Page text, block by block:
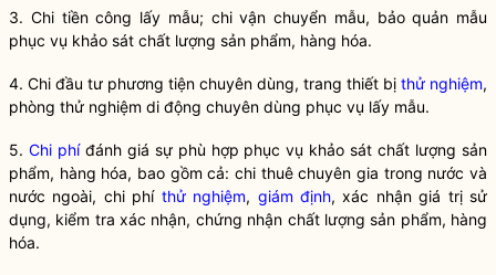
3. Chi tiền công lấy mẫu; chi vận chuyển mẫu, bảo quản mẫu
phục vụ khảo sát chất lượng sản phẩm, hàng hóa.
4. Chi đầu tư phương tiện chuyên dùng, trang thiết bị thử nghiệm,
phòng thử nghiệm di động chuyên dùng phục vụ lấy mẫu.
5. Chi phíđánh giá sự phù hợp phục vụ khảo sátchất lượng sản
phẩm, hàng hóa, bao gồm cả: chi thuê chuyên gia trong nước và
nước ngoài, chi phí thử nghiệm, giám định, xác nhận giá trị sử
dụng, kiểm tra xác nhận, chứng nhận chất lượng sản phẩm, hàng
hóa.